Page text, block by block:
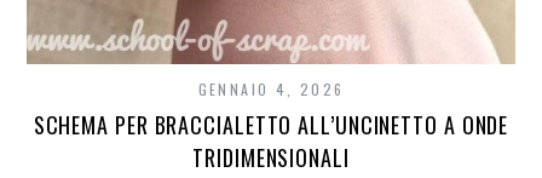
GENNAIO 4, 2026
SCHEMA PER BRACCIALETTO ALL’UNCINETTO A ONDE
TRIDIMENSIONALI